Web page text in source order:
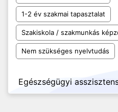
1-2 év szakmai tapasztalat
Szakiskola / szakmunkás
Nem szükséges nyelvtudás
Egészségügyi